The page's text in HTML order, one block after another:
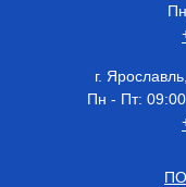
г.
Пн - Пт: